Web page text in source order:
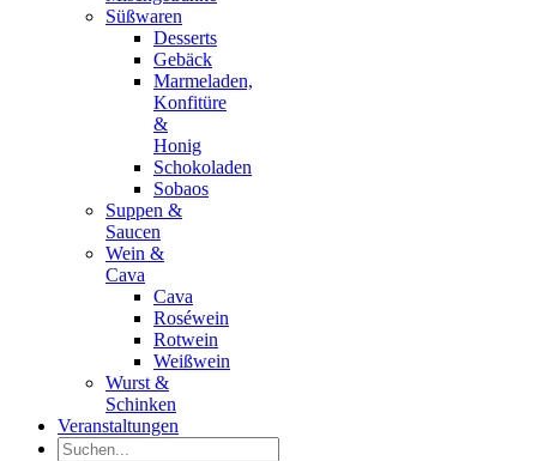
Süßwaren
Desserts
Gebäck
Marmeladen,
Konfitüre
&
Honig
Schokoladen
Sobaos
Suppen &
Saucen
Wein &
Cava
Cava
Roséwein
Rotwein
Weißwein
Wurst &
Schinken
Veranstaltungen
Suche